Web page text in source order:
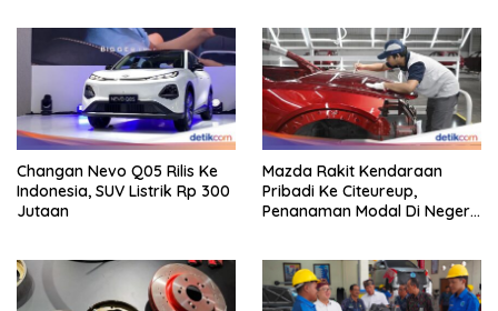
Changan Nevo Q05 Rilis Ke
Indonesia, SUV Listrik Rp 300
Jutaan
Mazda Rakit Kendaraan
Pribadi Ke Citeureup,
Penanaman Modal Di Negeri